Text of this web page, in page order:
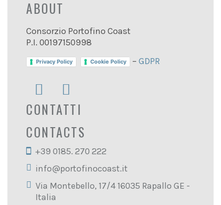
ABOUT
Consorzio Portofino Coast
P.I. 00197150998
Privacy Policy Cookie Policy – GDPR
CONTATTI
CONTACTS
+39 0185. 270 222
info@portofinocoast.it
Via Montebello, 17/4 16035 Rapallo GE -
Italia